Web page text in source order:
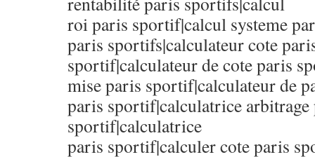
roi paris sportif|calcul systeme
paris sportifs|calculateur cote
sportif|calculateur de cote paris
mise paris sportif|calculateur de
paris sportif|calculatrice arbitrage
sportif|calculatrice
paris sportif|calculer cote paris